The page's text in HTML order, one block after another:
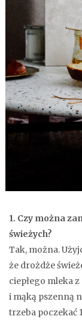
1. Czy można
świeżych?
Tak, można.
że drożdże
ciepłego mleka
i mąką pszenną
trzeba poczekać